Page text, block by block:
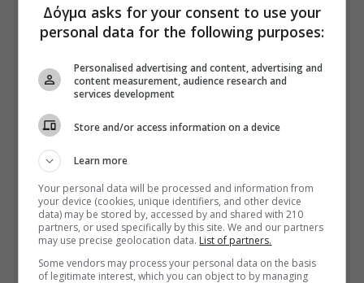
Δόγμα asks for your consent to use your
personal data for the following purposes:
Personalised advertising and content, advertising and
content measurement, audience research and
services development
Store and/or access information on a device
Learn more
Your personal data will be processed and information from
your device (cookies, unique identifiers, and other device
data) may be stored by, accessed by and shared with 210
partners, or used specifically by this site. We and our partners
may use precise geolocation data. List of partners.
Some vendors may process your personal data on the basis
of legitimate interest, which you can object to by managing